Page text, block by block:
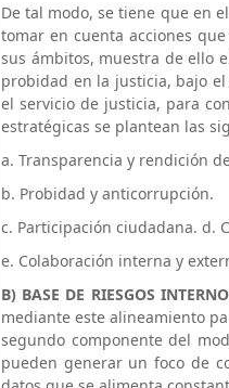
De tal modo, se tiene que en
tomar en cuenta acciones
sus ámbitos, muestra de ello
probidad en la justicia, bajo
el servicio de justicia, para
estratégicas se plantean las
a. Transparencia y rendición
b. Probidad y anticorrupción.
c. Participación ciudadana. d.
e. Colaboración interna y
B) BASE DE RIESGOS
mediante este alineamiento
segundo componente del
pueden generar un foco de